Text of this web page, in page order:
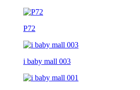
P72
i baby mall 003